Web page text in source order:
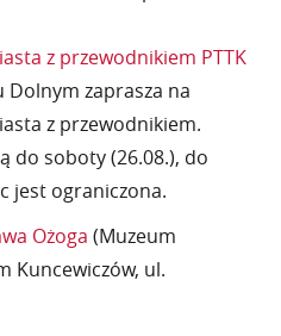
z przewodnikiem PTTK
Dolnym zaprasza na
z przewodnikiem.
do soboty (26.08.), do
jest ograniczona.
Ożoga (Muzeum
Kuncewiczów, ul.